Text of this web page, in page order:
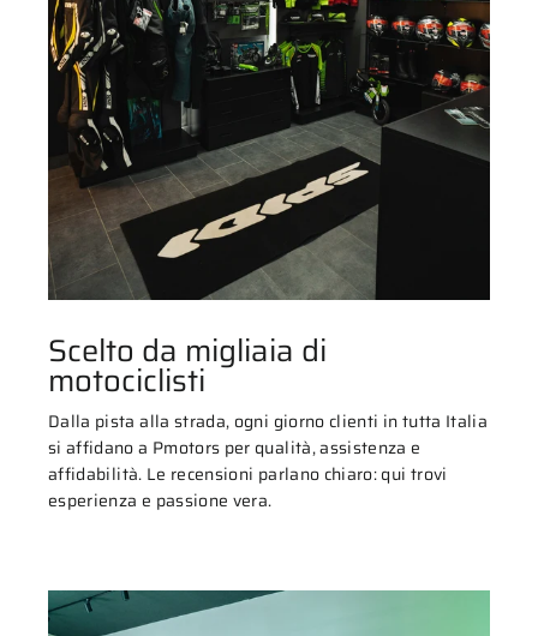
Scelto da migliaia di
motociclisti
Dalla pista alla strada, ogni giorno clienti in tutta Italia
si affidano a Pmotors per qualità, assistenza e
affidabilità. Le recensioni parlano chiaro: qui trovi
esperienza e passione vera.